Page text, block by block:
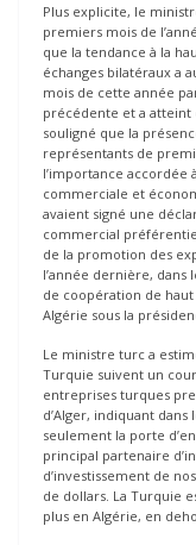
Plus explicite, le
premiers mois de
que la tendance à la
échanges bilatéraux a
mois de cette année
précédente et a atteint
souligné que la
représentants de
l’importance accordée
commerciale et
avaient signé une
commercial
de la promotion des
l’année dernière,
de coopération de
Algérie sous la
Le ministre turc a
Turquie suivent un
entreprises turques
d’Alger, indiquant dans
seulement la porte
principal partenaire
d’investissement de
de dollars. La Turquie
plus en Algérie, en